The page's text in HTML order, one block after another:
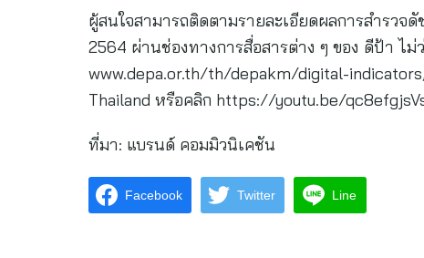
ผู้สนใจสามารถติดตามรายละเอียดผลการสำรวจ
2564 ผ่านช่องทางการสื่อสารต่าง ๆ ของ ดีป้า ไม่
www.depa.or.th/th/depakm/digital-
Thailand หรือคลิก https://youtu.be/
ที่มา: แบรนด์ คอมมิวนิเคชัน
Facebook Twitter Line